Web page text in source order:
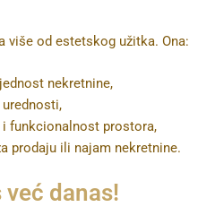
više od estetskog užitka. Ona:
nekretnine,
funkcionalnost prostora,
prodaju ili najam nekretnine.
danas!